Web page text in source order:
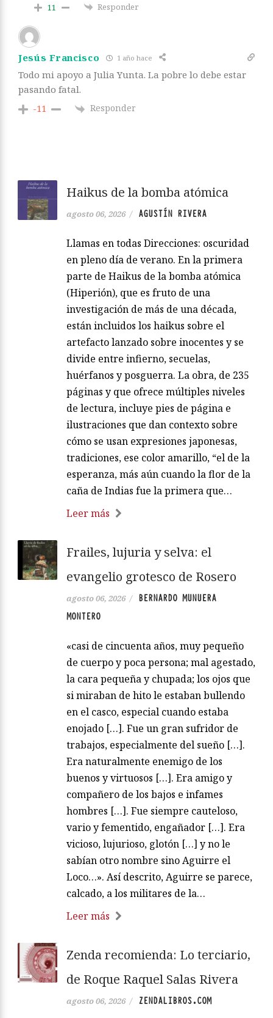
11 Responder
Jesús Francisco 1 año hace
Todo mi apoyo a Julia Yunta. La pobre lo debe estar
pasando fatal.
-11 Responder
Haikus de la bomba atómica
agosto 06, 2026 / AGUSTÍN RIVERA
Llamas en todas Direcciones: oscuridad
en pleno día de verano. En la primera
parte de Haikus de la bomba atómica
(Hiperión), que es fruto de una
investigación de más de una década,
están incluidos los haikus sobre el
artefacto lanzado sobre inocentes y se
divide entre infierno, secuelas,
huérfanos y posguerra. La obra, de 235
páginas y que ofrece múltiples niveles
de lectura, incluye pies de página e
ilustraciones que dan contexto sobre
cómo se usan expresiones japonesas,
tradiciones, ese color amarillo, “el de la
esperanza, más aún cuando la flor de la
caña de Indias fue la primera que…
Leer más
Frailes, lujuria y selva: el
evangelio grotesco de Rosero
agosto 06, 2026 /
BERNARDO MUNUERA
MONTERO
«casi de cincuenta años, muy pequeño
de cuerpo y poca persona; mal agestado,
la cara pequeña y chupada; los ojos que
si miraban de hito le estaban bullendo
en el casco, especial cuando estaba
enojado […]. Fue un gran sufridor de
trabajos, especialmente del sueño […].
Era naturalmente enemigo de los
buenos y virtuosos […]. Era amigo y
compañero de los bajos e infames
hombres […]. Fue siempre cauteloso,
vario y fementido, engañador […]. Era
vicioso, lujurioso, glotón […] y no le
sabían otro nombre sino Aguirre el
Loco…». Así descrito, Aguirre se parece,
calcado, a los militares de la…
Leer más
Zenda recomienda: Lo terciario,
de Roque Raquel Salas Rivera
agosto 06, 2026 / ZENDALIBROS.COM